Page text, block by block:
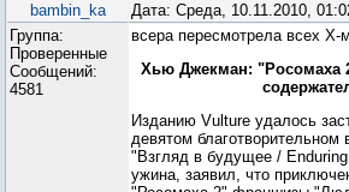
bambin_ka Дата: Среда, 10.11.2010,
Группа:
Проверенные
Сообщений:
4581
всера пересмотрела всех Х-
Хью Джекман: "Росомаха
Изданию Vulture удалось
девятом
"Взгляд в будущее /
ужина, заявил, что